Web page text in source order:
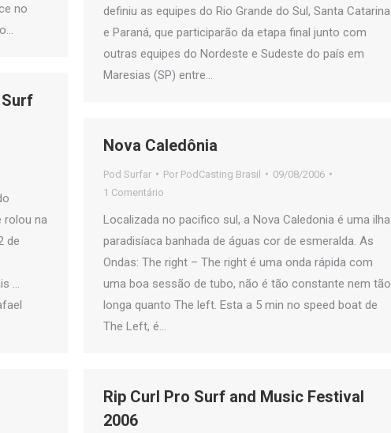
no
definiu as equipes do Rio Grande do Sul, Santa Catarina
e Paraná, que participarão da etapa final junto com
outras equipes do Nordeste e Sudeste do país em
Maresias (SP) entre…
rolou na
de
…
Nova Caledônia
Pod Surfar Por PodCasting Brasil
09/08/2006
1 Comentário
Localizada no pacifico sul, a Nova Caledonia é uma ilha
paradisíaca banhada de águas cor de esmeralda. As
Ondas: The right – The right é uma onda rápida com
uma boa sessão de tubo, não é tão constante nem tão
longa quanto The left. Esta a 5 min no speed boat de
The Left, é…
Rip Curl Pro Surf and Music Festival
2006